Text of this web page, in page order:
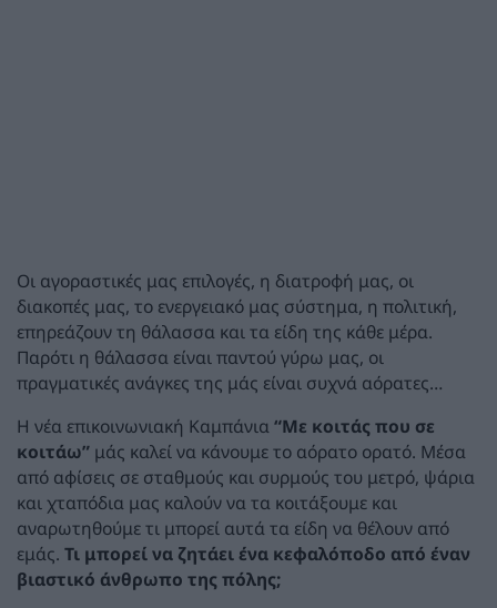
Οι αγοραστικές μας επιλογές, η διατροφή μας, οι
διακοπές μας, το ενεργειακό μας σύστημα, η πολιτική,
επηρεάζουν τη θάλασσα και τα είδη της κάθε μέρα.
Παρότι η θάλασσα είναι παντού γύρω μας, οι
πραγματικές ανάγκες της μάς είναι συχνά αόρατες…
Η νέα επικοινωνιακή Καμπάνια“Με κοιτάς που σε
κοιτάω” μάς καλεί να κάνουμε το αόρατο ορατό. Μέσα
από αφίσεις σε σταθμούς και συρμούς του μετρό, ψάρια
και χταπόδια μας καλούν να τα κοιτάξουμε και
αναρωτηθούμε τι μπορεί αυτά τα είδη να θέλουν από
εμάς. Τι μπορεί να ζητάει ένα κεφαλόποδο από έναν
βιαστικό άνθρωπο της πόλης;